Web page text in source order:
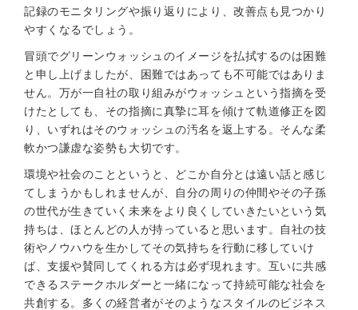
記録のモニタリングや振り返りにより、改善点も見つかり
やすくなるでしょう。
冒頭でグリーンウォッシュのイメージを払拭するのは困難
と申し上げましたが、困難ではあっても不可能ではありま
せん。万が一自社の取り組みがウォッシュという指摘を受
けたとしても、その指摘に真摯に耳を傾けて軌道修正を図
り、いずれはそのウォッシュの汚名を返上する。そんな柔
軟かつ謙虚な姿勢も大切です。
環境や社会のことというと、どこか自分とは遠い話と感じ
てしまうかもしれませんが、自分の周りの仲間やその子孫
の世代が生きていく未来をより良くしていきたいという気
持ちは、ほとんどの人が持っていると思います。自社の技
術やノウハウを生かしてその気持ちを行動に移していけ
ば、支援や賛同してくれる方は必ず現れます。互いに共感
できるステークホルダーと一緒になって持続可能な社会を
共創する。多くの経営者がそのようなスタイルのビジネス